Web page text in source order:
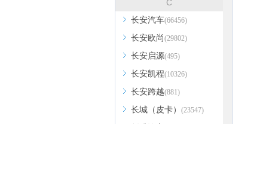
C
长安汽车(66456)
长安欧尚(29802)
长安启源(495)
长安凯程(10326)
长安跨越(881)
长城（皮卡） (23547)